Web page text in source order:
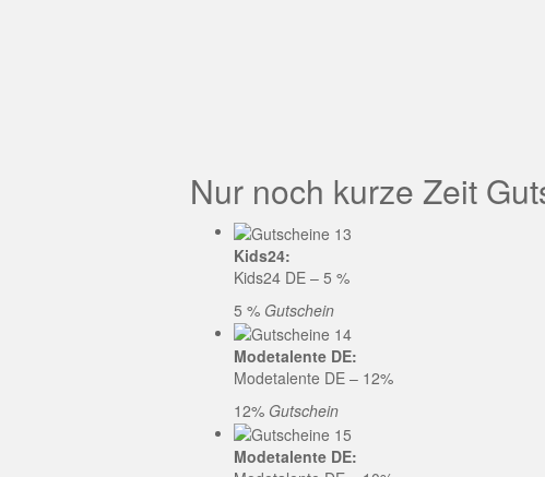
Nur noch kurze Zeit
Kids24:
Kids24 DE – 5 %
5 % Gutschein
Modetalente DE:
Modetalente DE – 12%
12% Gutschein
Modetalente DE: